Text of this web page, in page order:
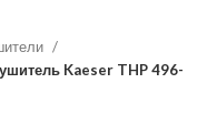
Kaeser THP 496-